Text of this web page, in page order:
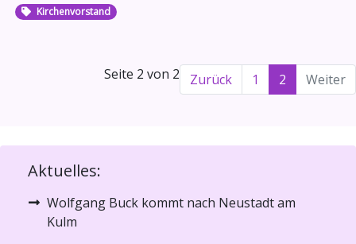
Kirchenvorstand
Seite 2 von 2 Zurück 1 2 Weiter
Aktuelles:
Wolfgang Buck kommt nach Neustadt am
Kulm